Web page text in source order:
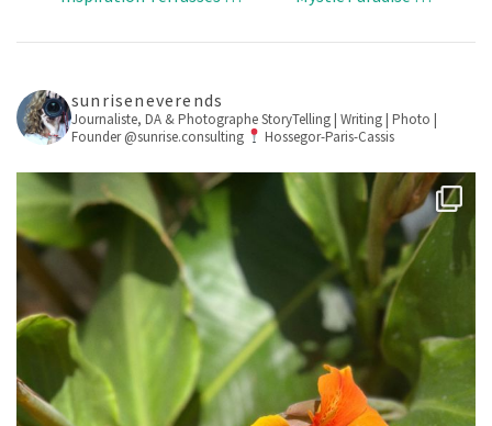
sunriseneverends
Journaliste, DA & PhotographeStoryTelling | Writing | Photo |
Founder @sunrise.consulting
Hossegor-Paris-Cassis